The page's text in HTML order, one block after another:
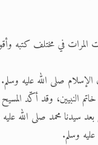
في مختلف كتبه
النبيين، وقد أكّد
بعد سيدنا محمد صلى الله
وسلم.